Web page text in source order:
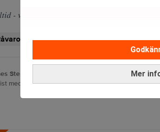
Mer
- vårt nyhetsbrev är kostnadsfritt:
Stenlund
med fokus på ekonomi och näringslivsfrågor.